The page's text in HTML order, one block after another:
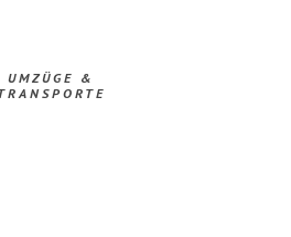
UMZÜGE &